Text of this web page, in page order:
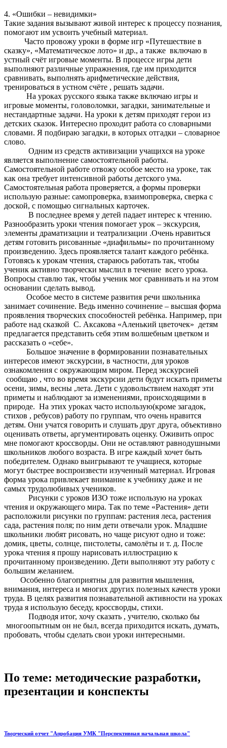
4. «Ошибки – невидимки»
Такие задания вызывают живой интерес к процессу познания,
помогают им усвоить учебный материал.
Часто провожу уроки в форме игр «Путешествие в
сказку», «Математическое лото» и др., а также включаю в
устный счёт игровые моменты. В процессе игры дети
выполняют различные упражнения, где им приходится
сравнивать, выполнять арифметические действия,
тренироваться в устном счёте , решать задачи.
На уроках русского языка также включаю игры и
игровые моменты, головоломки, загадки, занимательные и
нестандартные задачи. На уроки к детям приходят герои из
детских сказок. Интересно проходит работа со словарными
словами. Я подбираю загадки, в которых отгадки – словарное
слово.
Одним из средств активизации учащихся на уроке
является выполнение самостоятельной работы.
Самостоятельной работе отвожу особое место на уроке, так
как она требует интенсивной работы детского ума.
Самостоятельная работа проверяется, а формы проверки
использую разные: самопроверка, взаимопроверка, сверка с
доской, с помощью сигнальных карточек.
В последнее время у детей падает интерес к чтению.
Разнообразить уроки чтения помогает урок – экскурсия,
элементы драматизации и театрализации .Очень нравиться
детям готовить рисованные «диафильмы» по прочитанному
произведению. Здесь проявляется талант каждого ребёнка.
Готовясь к урокам чтения, стараюсь работать так, чтобы
ученик активно творчески мыслил в течение всего урока.
Вопросы ставлю так, чтобы ученик мог сравнивать и на этом
основании сделать вывод.
Особое место в системе развития речи школьника
занимает сочинение. Ведь именно сочинение – высшая форма
проявления творческих способностей ребёнка. Например, при
работе над сказкой С. Аксакова «Аленький цветочек» детям
предлагается представить себя этим волшебным цветком и
рассказать о «себе».
Большое значение в формировании познавательных
интересов имеют экскурсии, в частности, для уроков
ознакомления с окружающим миром. Перед экскурсией
сообщаю , что во время экскурсии дети будут искать приметы
осени, зимы, весны ,лета. Дети с удовольствием находят эти
приметы и наблюдают за изменениями, происходящими в
природе. На этих уроках часто использую(кроме загадок,
стихов , ребусов) работу по группам, что очень нравится
детям. Они учатся говорить и слушать друг друга, объективно
оценивать ответы, аргументировать оценку. Оживить опрос
мне помогают кроссворды. Они не оставляют равнодушными
школьников любого возраста. В игре каждый хочет быть
победителем. Однако выигрывают те учащиеся, которые
могут быстрее воспроизвести изученный материал. Игровая
форма урока привлекает внимание к учебнику даже и не
самых трудолюбивых учеников.
Рисунки с уроков ИЗО тоже использую на уроках
чтения и окружающего мира. Так по теме «Растения» дети
расположили рисунки по группам: растения леса, растения
сада, растения поля; по ним дети отвечали урок. Младшие
школьники любят рисовать, но чаще рисуют одно и тоже:
домик, цветы, солнце, пистолеты, самолёты и т. д. После
урока чтения я прошу нарисовать иллюстрацию к
прочитанному произведению. Дети выполняют эту работу с
большим желанием.
Особенно благоприятны для развития мышления,
внимания, интереса и многих других полезных качеств уроки
труда. В целях развития познавательной активности на уроках
труда я использую беседу, кроссворды, стихи.
Подводя итог, хочу сказать , учителю, сколько бы
многоопытным он не был, всегда приходится искать, думать,
пробовать, чтобы сделать свои уроки интересными.
По теме: методические разработки,
презентации и конспекты
Творческий отчет "Апробация УМК "Перспективная начальная школа"